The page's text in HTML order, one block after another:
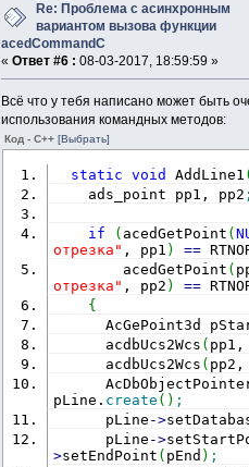
Re: Проблема с асинхронным
вариантом вызова функции
acedCommandC
« Ответ #6 : 08-03-2017, 18:59:59 »
Всё что у тебя написано может быть
использования командных методов:
Код - C++ [Выбрать]
static void AddLine1
ads_point pp1, pp2
if ( acedGetPoint (
отрезка" , pp1 ) ==
acedGetPoint (
отрезка" , pp2 ) ==
{
AcGePoint3d
acdbUcs2Wcs (
acdbUcs2Wcs (
pLine. create ( ) ;
pLine ->
pLine ->
>setEndPoint ( pEnd ) ;